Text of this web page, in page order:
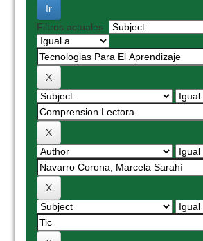
Filtros actuales: